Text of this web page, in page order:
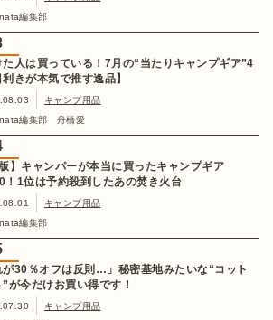
編集部
た人は買っている！7月の“当たりキャンプギア”4
きが本気で推す逸品】
キャンプ用品
編集部 舟橋愛
版】キャンパーが本当に買ったキャンプギア
！1位は予約殺到したあの焚き火台
キャンプ用品
編集部
が30％オフは反則…」秘密基地みたいな“コット
が今だけお買い得です！
キャンプ用品